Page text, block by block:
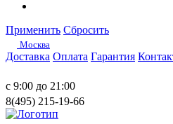
Применить Сбросить
Москва
Доставка Оплата Гарантия
с 9:00 до 21:00
8(495) 215-19-66